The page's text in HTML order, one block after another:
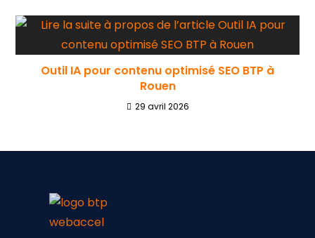
Outil IA pour contenu optimisé SEO BTP à
Rouen
29 avril 2026